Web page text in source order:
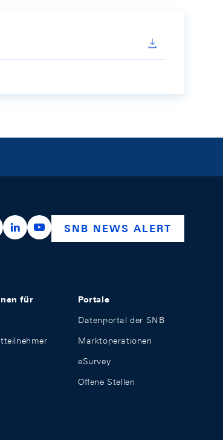
https://x.com/snb_bns
https://ch.linkedin.com/company/swiss-
https://www.youtube.com/
SNB NEWS ALERT
für Portale
Datenportal der SNB
Marktoperationen
eSurvey
Offene Stellen